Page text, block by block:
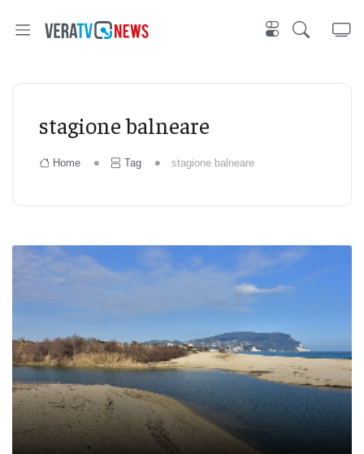
stagione balneare
Home Tag stagione balneare